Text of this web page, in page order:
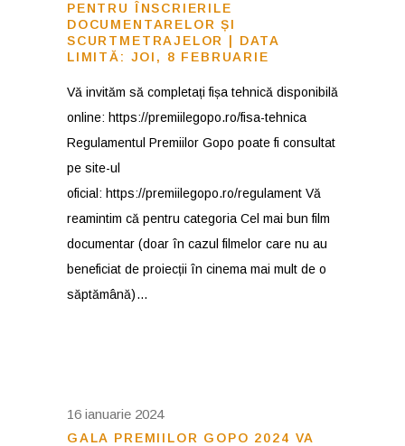
PENTRU ÎNSCRIERILE
DOCUMENTARELOR ȘI
SCURTMETRAJELOR | DATA
LIMITĂ: JOI, 8 FEBRUARIE
Vă invităm să completați fișa tehnică disponibilă
online: https://premiilegopo.ro/fisa-tehnica
Regulamentul Premiilor Gopo poate fi consultat
pe site-ul
oficial: https://premiilegopo.ro/regulament Vă
reamintim că pentru categoria Cel mai bun film
documentar (doar în cazul filmelor care nu au
beneficiat de proiecții în cinema mai mult de o
săptămână)
16 ianuarie 2024
GALA PREMIILOR GOPO 2024 VA